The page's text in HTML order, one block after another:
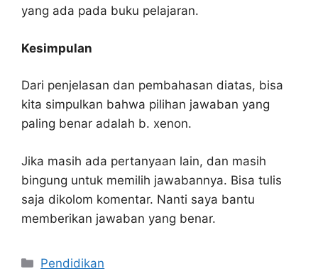
yang ada pada buku pelajaran.
Kesimpulan
Dari penjelasan dan pembahasan diatas, bisa
kita simpulkan bahwa pilihan jawaban yang
paling benar adalah b. xenon.
Jika masih ada pertanyaan lain, dan masih
bingung untuk memilih jawabannya. Bisa tulis
saja dikolom komentar. Nanti saya bantu
memberikan jawaban yang benar.
Kategori
Pendidikan